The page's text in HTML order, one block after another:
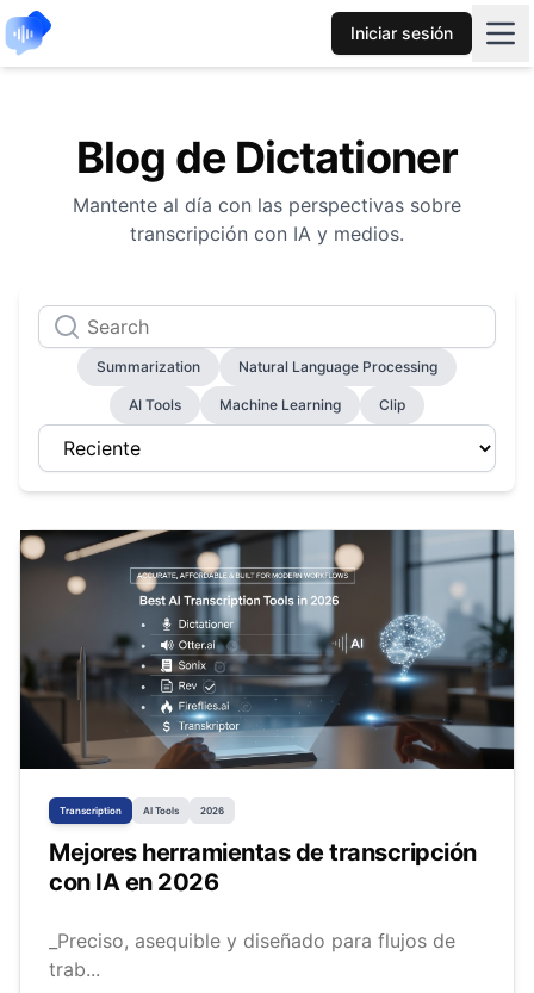
Iniciar sesión
Blog de Dictationer
Mantente al día con las perspectivas sobre
transcripción con IA y medios.
Summarization Natural Language Processing
AI Tools Machine Learning Clip
Transcription AI Tools 2026
Mejores herramientas de transcripción
con IA en 2026
_Preciso, asequible y diseñado para flujos de
trab...